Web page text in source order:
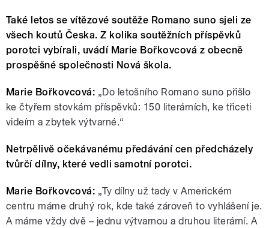
Také letos se vítězové soutěže Romano suno sjeli ze
všech koutů Česka. Z kolika soutěžních příspěvků
porotci vybírali, uvádí Marie Bořkovcová z obecně
prospěšné společnosti Nová škola.
Marie Bořkovcová: „Do letošního Romano suno přišlo
ke čtyřem stovkám příspěvků: 150 literárních, ke třiceti
videím a zbytek výtvarné.“
Netrpělivě očekávanému předávání cen předcházely
tvůrčí dílny, které vedli samotní porotci.
Marie Bořkovcová: „Ty dílny už tady v Americkém
centru máme druhý rok, kde také zároveň to vyhlášení je.
A máme vždy dvě – jednu výtvarnou a druhou literární. A